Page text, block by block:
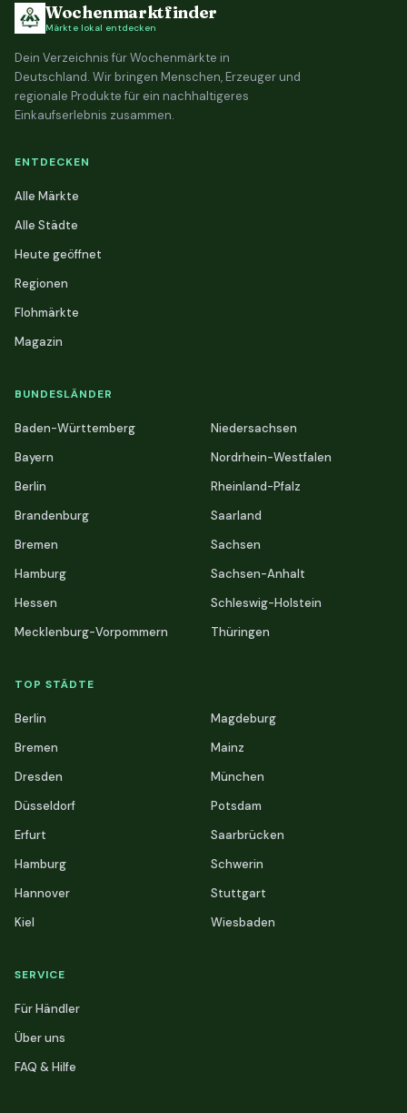
Wochenmarktfinder
Märkte lokal entdecken
Dein Verzeichnis für Wochenmärkte in
Deutschland. Wir bringen Menschen, Erzeuger und
regionale Produkte für ein nachhaltigeres
Einkaufserlebnis zusammen.
ENTDECKEN
Alle Märkte
Alle Städte
Heute geöffnet
Regionen
Flohmärkte
Magazin
BUNDESLÄNDER
Baden-Württemberg
Bayern
Berlin
Brandenburg
Bremen
Hamburg
Hessen
Mecklenburg-Vorpommern
Niedersachsen
Nordrhein-Westfalen
Rheinland-Pfalz
Saarland
Sachsen
Sachsen-Anhalt
Schleswig-Holstein
Thüringen
TOP STÄDTE
Berlin
Bremen
Dresden
Düsseldorf
Erfurt
Hamburg
Hannover
Kiel
Magdeburg
Mainz
München
Potsdam
Saarbrücken
Schwerin
Stuttgart
Wiesbaden
SERVICE
Für Händler
Über uns
FAQ & Hilfe